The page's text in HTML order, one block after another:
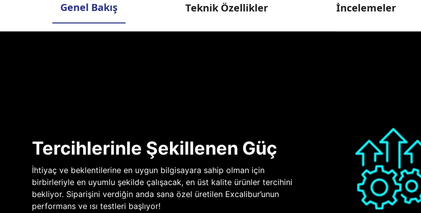
Genel Bakış Teknik Özellikler İncelemeler
Tercihlerinle Şekillenen Güç
İhtiyaç ve beklentilerine en uygun bilgisayara sahip olman için
birbirleriyle en uyumlu şekilde çalışacak, en üst kalite ürünler tercihini
bekliyor. Siparişini verdiğin anda sana özel üretilen Excalibur’unun
performans ve ısı testleri başlıyor!